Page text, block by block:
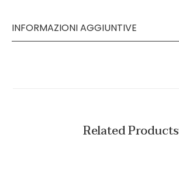
INFORMAZIONI AGGIUNTIVE
Related Products